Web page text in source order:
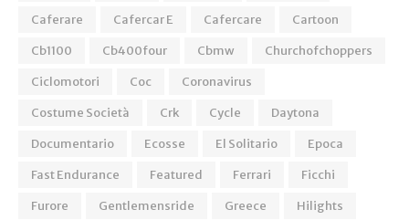
Caferare
Cafercar E Cafercare
Cartoon
Cb1100
Cb400four Cbmw
Churchofchoppers
Ciclomotori
Coc
Coronavirus
Costume Società
Crk Cycle
Daytona
Documentario
Ecosse El Solitario
Epoca
Fast Endurance
Featured Ferrari
Ficchi
Furore
Gentlemensride Greece Hilights